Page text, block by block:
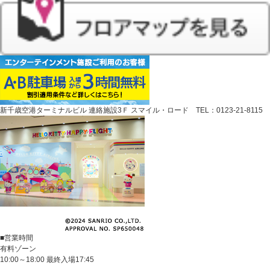
新千歳空港ターミナルビル 連絡施設3Ｆ スマイル・ロード TEL：0123-21-8115
■営業時間
有料ゾーン
10:00～18:00 最終入場17:45